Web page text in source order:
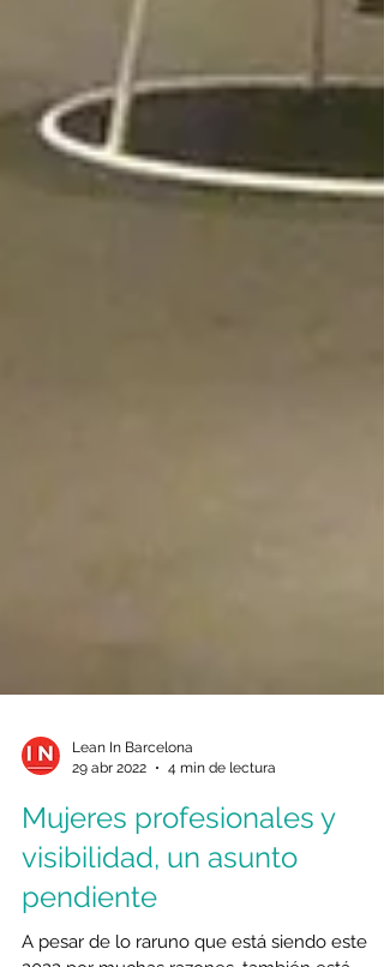
29 abr 2022
4 min de lectura
Mujeres profesionales y
visibilidad, un asunto
pendiente